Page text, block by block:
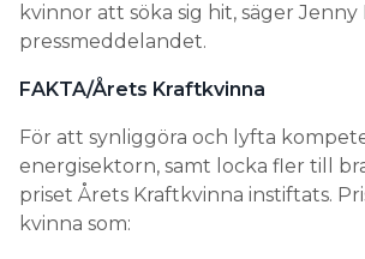
kvinnor att söka sig hit, säger Jenny
pressmeddelandet.
FAKTA/Årets Kraftkvinna
För att synliggöra och lyfta
energisektorn, samt locka fler till
priset Årets Kraftkvinna instiftats.
kvinna som: